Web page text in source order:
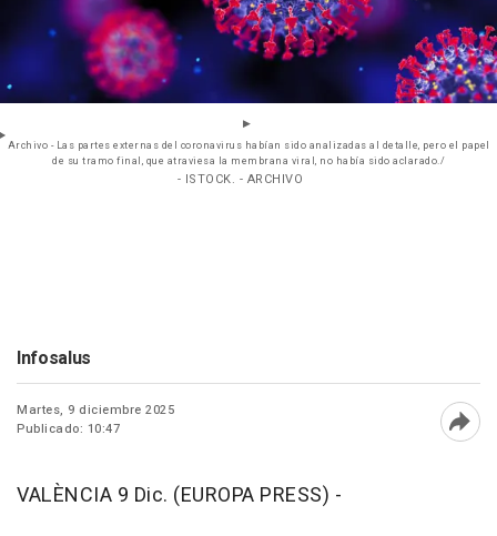
Archivo - Las partes externas del coronavirus habían sido analizadas al detalle, pero el papel
de su tramo final, que atraviesa la membrana viral, no había sido aclarado./
- ISTOCK. - ARCHIVO
Infosalus
Martes, 9 diciembre 2025
Publicado: 10:47
VALÈNCIA 9 Dic. (EUROPA PRESS) -